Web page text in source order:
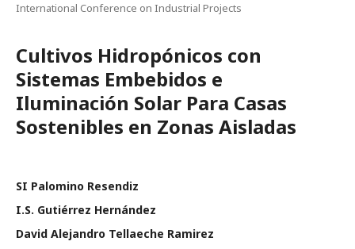
International Conference on Industrial Projects
Cultivos Hidropónicos con
Sistemas Embebidos e
Iluminación Solar Para Casas
Sostenibles en Zonas Aisladas
SI Palomino Resendiz
I.S. Gutiérrez Hernández
David Alejandro Tellaeche Ramirez